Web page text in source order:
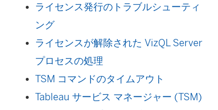
ライセンス発行のトラブルシューティ
ング
ライセンスが解除された VizQL Server
プロセスの処理
TSM コマンドのタイムアウト
Tableau サービス マネージャー (TSM)